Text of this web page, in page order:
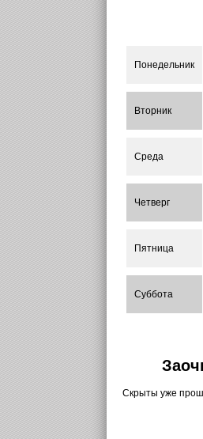
Понедельник
Вторник
Среда
Четверг
Пятница
Суббота
Скрыты уже